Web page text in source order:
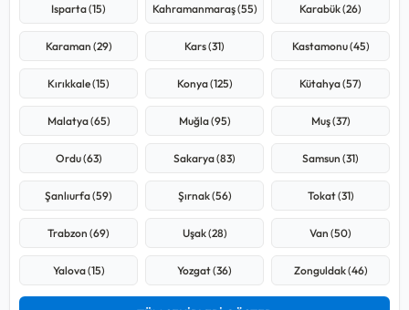
Isparta (15) Kahramanmaraş (55) Karabük (26)
Karaman (29) Kars (31) Kastamonu (45)
Kırıkkale (15) Konya (125) Kütahya (57)
Malatya (65) Muğla (95) Muş (37)
Ordu (63) Sakarya (83) Samsun (31)
Şanlıurfa (59) Şırnak (56) Tokat (31)
Trabzon (69) Uşak (28) Van (50)
Yalova (15) Yozgat (36) Zonguldak (46)